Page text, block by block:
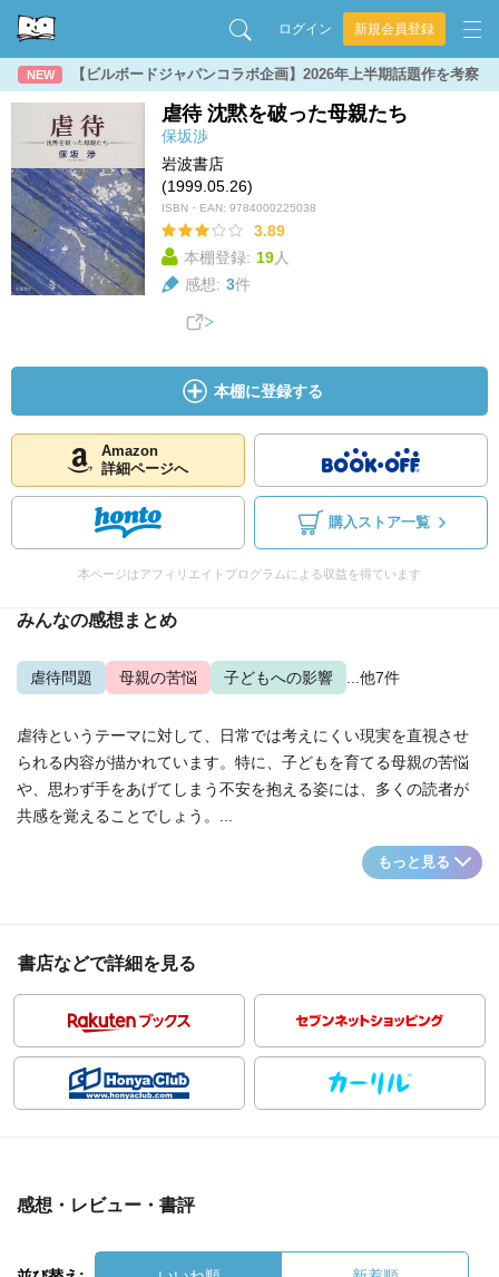
ログイン 新規会員登録
NEW 【ビルボードジャパンコラボ企画】2026年上半期話題作を考察
虐待 沈黙を破った母親たち
保坂渉
岩波書店
(1999.05.26)
ISBN・EAN: 9784000225038
3.89
本棚登録: 19人
感想: 3件
本棚に登録する
Amazon
詳細ページへ
購入ストア一覧
本ページはアフィリエイトプログラムによる収益を得ています
みんなの感想まとめ
虐待問題 母親の苦悩 子どもへの影響 ...他7件
虐待というテーマに対して、日常では考えにくい現実を直視させ
られる内容が描かれています。特に、子どもを育てる母親の苦悩
や、思わず手をあげてしまう不安を抱える姿には、多くの読者が
共感を覚えることでしょう。...
もっと見る
書店などで詳細を見る
感想・レビュー・書評